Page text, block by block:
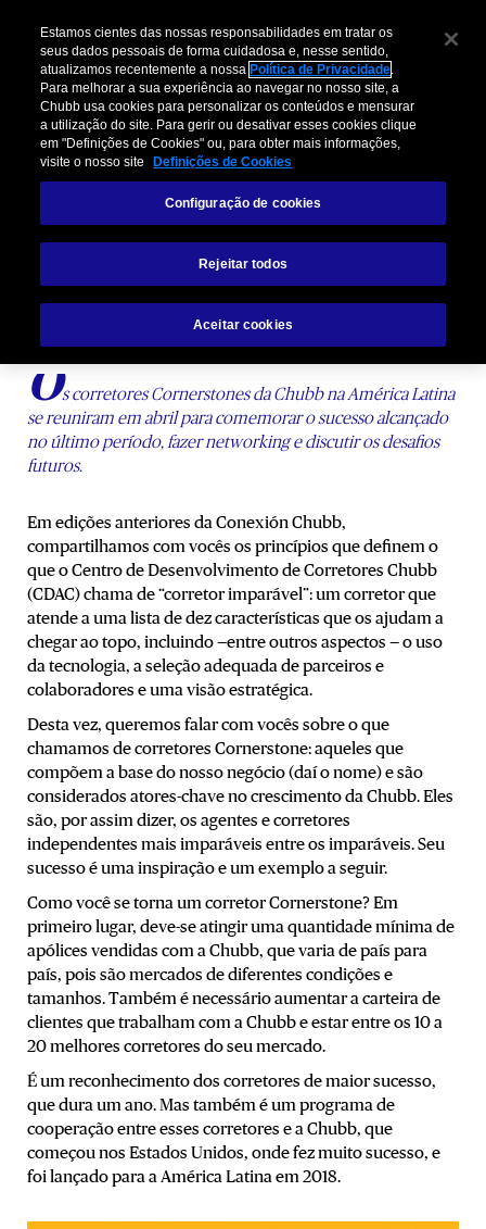
Cornerstone 2022:
Encontro de corretores em
destaque em Austin, Texas
Os corretores Cornerstones da Chubb na América Latina
se reuniram em abril para comemorar o sucesso alcançado
no último período, fazer networking e discutir os desafios
futuros.
Em edições anteriores da Conexión Chubb,
compartilhamos com vocês os princípios que definem o
que o Centro de Desenvolvimento de Corretores Chubb
(CDAC) chama de “corretor imparável”: um corretor que
atende a uma lista de dez características que os ajudam a
chegar ao topo, incluindo —entre outros aspectos — o uso
da tecnologia, a seleção adequada de parceiros e
colaboradores e uma visão estratégica.
Desta vez, queremos falar com vocês sobre o que
chamamos de corretores Cornerstone: aqueles que
compõem a base do nosso negócio (daí o nome) e são
considerados atores-chave no crescimento da Chubb. Eles
são, por assim dizer, os agentes e corretores
independentes mais imparáveis ​​entre os imparáveis. Seu
sucesso é uma inspiração e um exemplo a seguir.
Como você se torna um corretor Cornerstone? Em
primeiro lugar, deve-se atingir uma quantidade mínima de
apólices vendidas com a Chubb, que varia de país para
país, pois são mercados de diferentes condições e
tamanhos. Também é necessário aumentar a carteira de
clientes que trabalham com a Chubb e estar entre os 10 a
20 melhores corretores do seu mercado.
É um reconhecimento dos corretores de maior sucesso,
que dura um ano. Mas também é um programa de
cooperação entre esses corretores e a Chubb, que
começou nos Estados Unidos, onde fez muito sucesso, e
foi lançado para a América Latina em 2018.
Estamos cientes das nossas responsabilidades em tratar os
seus dados pessoais de forma cuidadosa e, nesse sentido,
atualizamos recentemente a nossa Política de Privacidade.
Para melhorar a sua experiência ao navegar no nosso site, a
Chubb usa cookies para personalizar os conteúdos e mensurar
a utilização do site. Para gerir ou desativar esses cookies clique
em "Definições de Cookies" ou, para obter mais informações,
visite o nosso site
Definições de Cookies
Configuração de cookies
Rejeitar todos
Aceitar cookies